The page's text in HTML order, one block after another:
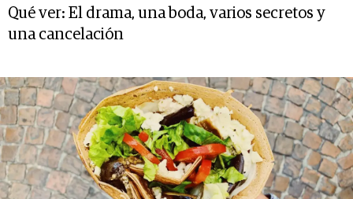
Qué ver: El drama, una boda, varios secretos y
una cancelación